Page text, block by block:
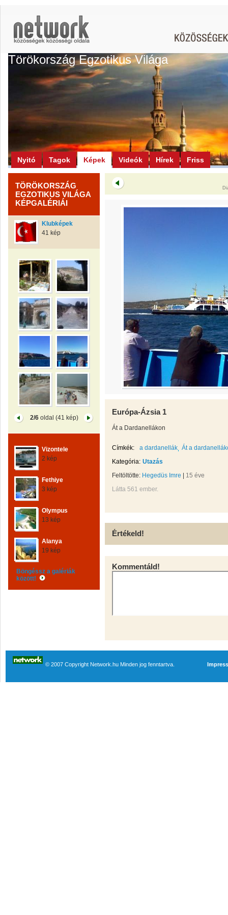
Törökország Egzotikus Világa
Nyitó Tagok Képek Videók Hírek Friss
TÖRÖKORSZÁG
EGZOTIKUS VILÁGA
KÉPGALÉRIÁI
Klubképek
41 kép
2/6oldal (41 kép)
Vizontele
2 kép
Fethiye
3 kép
Olympus
13 kép
Alanya
19 kép
Böngéssz a galériák
között!
Európa-Ázsia 1
Át a Dardanellákon
Címkék: a dardanellák Át a
Kategória: Utazás
Feltöltötte: Hegedüs Imre
15 éve
Látta 561 ember.
Értékeld!
Kommentáld!
© 2007 Copyright Network.hu Minden jog fenntartva.